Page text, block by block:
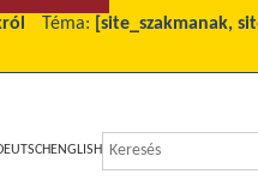
Téma: [site_szakmanak,
ENGLISH